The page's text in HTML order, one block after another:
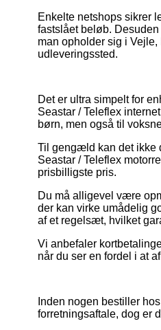
Enkelte netshops sikrer
fastslået beløb.
man opholder sig i
udleveringssted.
Det er ultra simpelt for
Seastar / Teleflex
børn, men også til
Til gengæld kan det ikke
Seastar / Teleflex
prisbilligste pris.
Du må alligevel være
der kan virke umådelig
af et regelsæt, hvilket
Vi anbefaler
når du ser en fordel i at
Inden nogen bestiller
forretningsaftale, dog er